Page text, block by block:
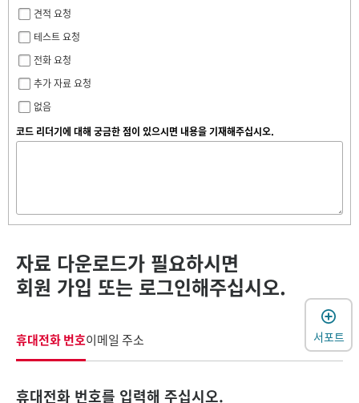
견적 요청
테스트 요청
전화 요청
추가 자료 요청
없음
코드 리더기에 대해 궁금한 점이 있으시면 내용을 기재해주십시오.
자료 다운로드가 필요하시면
회원 가입 또는 로그인해주십시오.
휴대전화 번호이메일 주소
휴대전화 번호를 입력해 주십시오.
서포트